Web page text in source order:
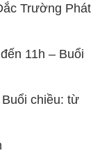
Trường Phát
11h – Buổi
chiều: từ